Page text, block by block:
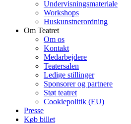
Undervisningsmateriale
Workshops
Huskunstnerordning
Om Teatret
Om os
Kontakt
Medarbejdere
Teatersalen
Ledige stillinger
Sponsorer og partnere
Støt teatret
Cookiepolitik (EU)
Presse
Køb billet